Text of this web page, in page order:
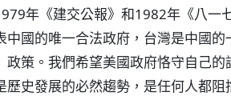
年《建交公報》和1982年《八一
國的唯一合法政府，台灣是中國的
策。我們希望美國政府恪守自己的
史發展的必然趨勢，是任何人都阻